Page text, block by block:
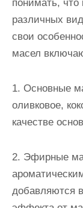
понимать, что
различных
свои
масел
1. Основные
оливковое,
качестве
2. Эфирные
добавляются